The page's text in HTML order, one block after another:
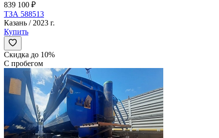
839 100 ₽
ТЗА 588513
Казань / 2023 г.
Купить
Скидка до 10%
С пробегом